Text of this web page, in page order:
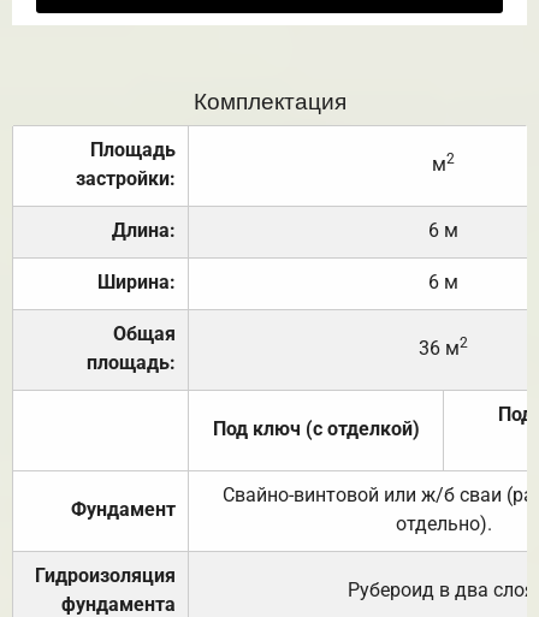
Комплектация
Площадь
застройки:
м2
Длина: 6 м
Ширина: 6 м
Общая
площадь:
36 м2
Под ключ (с отделкой)
Под
Фундамент
Свайно-винтовой или ж/б сваи
отдельно).
Гидроизоляция
фундамента
Рубероид в два слоя.